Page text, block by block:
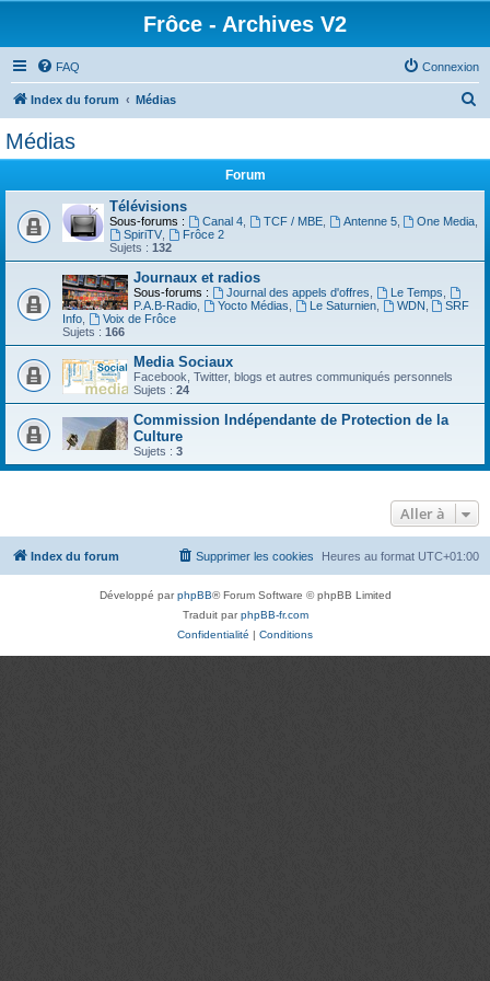
Frôce - Archives V2
FAQ Connexion
Index du forum Médias
Médias
Forum
Télévisions
Sous-forums : Canal 4, TCF / MBE, Antenne 5, One Media
SpiriTV,
Frôce 2
Sujets : 132
Journaux et radios
Sous-forums : Journal des appels d'offres Le Temps
P.A.B-Radio
Yocto Médias Le Saturnien, WDN
SRF
Info
Voix de Frôce
Sujets : 166
Media Sociaux
Facebook, Twitter, blogs et autres communiqués personnels
Sujets : 24
Commission Indépendante de Protection de la
Culture
Sujets : 3
Aller à
Index du forum Heures au format UTC+01:00
Supprimer les cookies
Développé parphpBB® Forum Software © phpBB Limited
Traduit parphpBB-fr.com
Confidentialité | Conditions